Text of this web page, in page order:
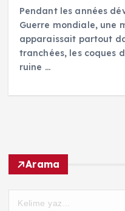
Pendant les années
Guerre mondiale, une
apparaissait partout
tranchées, les coques
ruine ...
Arama